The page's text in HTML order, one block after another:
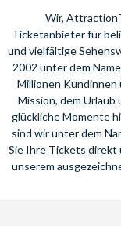
Wir,
Ticketanbieter für
und vielfältige
2002 unter dem
Millionen Kundinnen
Mission, dem
glückliche Momente
sind wir unter dem
Sie Ihre Tickets direkt
unserem